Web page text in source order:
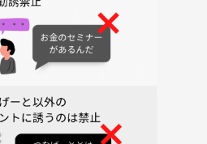
近くのカフェか居酒屋での交流に変更
。順次返金対応とします！)